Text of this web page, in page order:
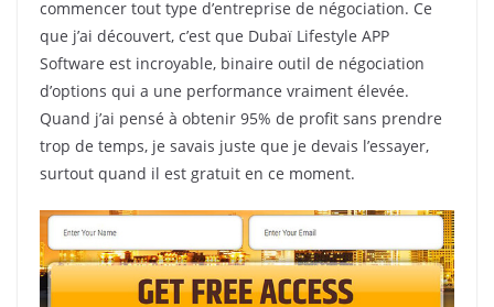
commencer tout type d’entreprise de négociation. Ce
que j’ai découvert, c’est que Dubaï Lifestyle APP
Software est incroyable, binaire outil de négociation
d’options qui a une performance vraiment élevée.
Quand j’ai pensé à obtenir 95% de profit sans prendre
trop de temps, je savais juste que je devais l’essayer,
surtout quand il est gratuit en ce moment.